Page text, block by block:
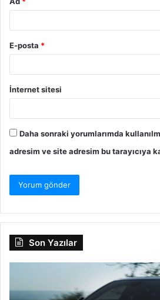
E-posta *
İnternet sitesi
Daha sonraki yorumlarımda
adresim ve site adresim bu tarayıcıya
Son Yazılar